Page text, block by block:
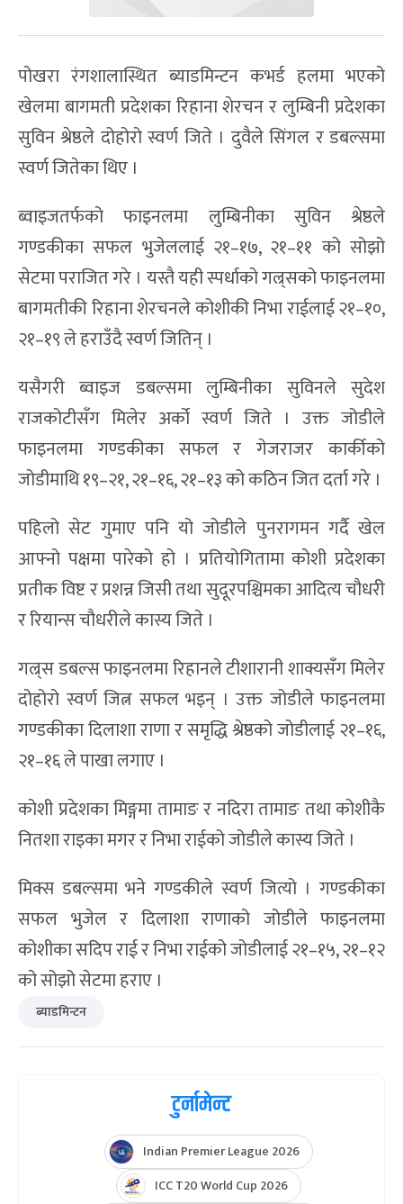
पोखरा रंगशालास्थित ब्याडमिन्टन कभर्ड हलमा भएको
खेलमा बागमती प्रदेशका रिहाना शेरचन र लुम्बिनी प्रदेशका
सुविन श्रेष्ठले दोहोरो स्वर्ण जिते । दुवैले सिंगल र डबल्समा
स्वर्ण जितेका थिए ।
ब्वाइजतर्फको फाइनलमा लुम्बिनीका सुविन श्रेष्ठले
गण्डकीका सफल भुजेललाई २१–१७, २१–११ को सोझो
सेटमा पराजित गरे । यस्तै यही स्पर्धाको गल्र्सको फाइनलमा
बागमतीकी रिहाना शेरचनले कोशीकी निभा राईलाई २१–१०,
यसैगरी ब्वाइज डबल्समा लुम्बिनीका सुविनले सुदेश
राजकोटीसँग मिलेर अर्को स्वर्ण जिते । उक्त जोडीले
फाइनलमा गण्डकीका सफल र गेजराजर कार्कीको
पहिलो सेट गुमाए पनि यो जोडीले पुनरागमन गर्दै खेल
प्रतीक विष्ट र प्रशन्न जिसी तथा सुदूरपश्चिमका आदित्य चौधरी
र रियान्स चौधरीले कास्य जिते ।
गल्र्स डबल्स फाइनलमा रिहानले टीशारानी शाक्यसँग मिलेर
दोहोरो स्वर्ण जित्न सफल भइन् । उक्त जोडीले फाइनलमा
कोशी प्रदेशका मिङ्गमा तामाङ र नदिरा तामाङ तथा कोशीकै
नितशा राइका मगर र निभा राईको जोडीले कास्य जिते ।
मिक्स डबल्समा भने गण्डकीले स्वर्ण जित्यो । गण्डकीका